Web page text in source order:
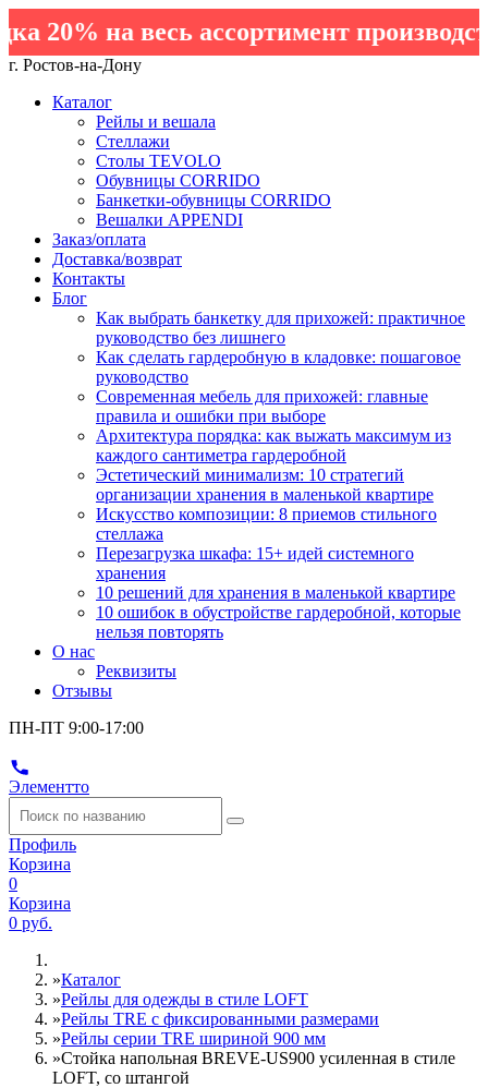
20% на весь ассортимент
г. Ростов-на-Дону
Каталог
Рейлы и вешала
Стеллажи
Столы TEVOLO
Обувницы CORRIDO
Банкетки-обувницы CORRIDO
Вешалки APPENDI
Заказ/оплата
Доставка/возврат
Контакты
Блог
Как выбрать банкетку для прихожей: практичное
руководство без лишнего
Как сделать гардеробную в кладовке: пошаговое
руководство
Современная мебель для прихожей: главные
правила и ошибки при выборе
Архитектура порядка: как выжать максимум из
каждого сантиметра гардеробной
Эстетический минимализм: 10 стратегий
организации хранения в маленькой квартире
Искусство композиции: 8 приемов стильного
стеллажа
Перезагрузка шкафа: 15+ идей системного
хранения
10 решений для хранения в маленькой квартире
10 ошибок в обустройстве гардеробной, которые
нельзя повторять
О нас
Реквизиты
Отзывы
ПН-ПТ 9:00-17:00
Элементто
Профиль
Корзина
0
Корзина
0 руб.
»Каталог
»Рейлы для одежды в стиле LOFT
»Рейлы TRE c фиксированными размерами
»Рейлы серии TRE шириной 900 мм
»Стойка напольная BREVE-US900 усиленная в стиле
LOFT, со штангой